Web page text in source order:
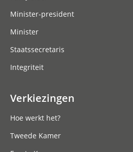
Minister-president
Minister
Staatssecretaris
Integriteit
Verkiezingen
Hoe werkt het?
Tweede Kamer